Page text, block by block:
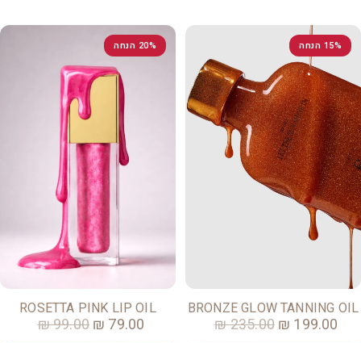
15% הנחה
BRONZE GLOW TANNING OIL
199.00 ₪
235.00 ₪
20% הנחה
ROSETTA PINK LIP OIL
79.00 ₪
99.00 ₪